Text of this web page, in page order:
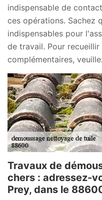
indispensable de
ces opérations. Sachez
indispensables pour
de travail. Pour recueillir
complémentaires,
Travaux de
chers : adressez-
Prey, dans le